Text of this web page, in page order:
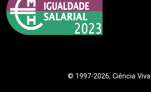
© 1997-2026, Ciência Viva